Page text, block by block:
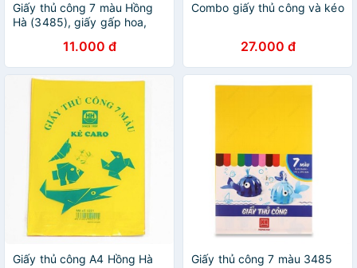
Giấy thủ công 7 màu Hồng
Hà (3485), giấy gấp hoa,
11.000 đ
Combo giấy thủ công và kéo
27.000 đ
Giấy thủ công A4 Hồng Hà Giấy thủ công 7 màu 3485